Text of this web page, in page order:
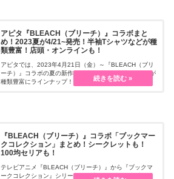
アピタ『BLEACH（ブリーチ）』コラボまと
め！2023夏が4/21~発売！半袖Tシャツなどが種
類豊富！店頭・オンラインも！
アピタでは、2023年4月21日（金）～『BLEACH（ブリ
ーチ）』コラボの夏の新作を販売します。半袖Tシャツが
種類豊富にラインナップ！
『BLEACH（ブリーチ）』コラボ「ブックマー
クコレクション」まとめ！シークレットも！
100均セリアも！
テレビアニメ『BLEACH（ブリーチ）』から『ブックマ
ークコレクション』シリーズが販売しています！ブライ